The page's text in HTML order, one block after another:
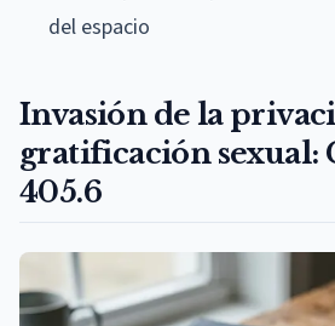
del espacio
Invasión de la
gratificación sexual:
405.6